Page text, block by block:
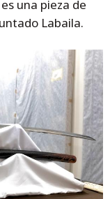
una pieza de
Labaila.